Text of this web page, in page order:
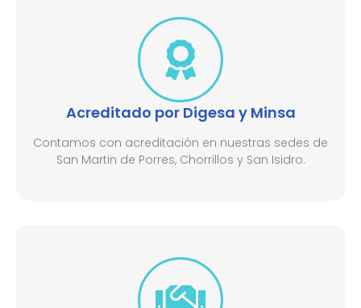
Acreditado por Digesa y Minsa​
Contamos con acreditación en nuestras sedes de
San Martin de Porres, Chorrillos y San Isidro.